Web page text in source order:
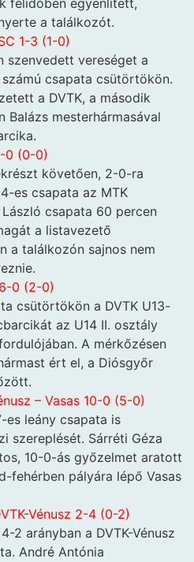
félidőben egyenlített,
a találkozót.
1-3 (1-0)
szenvedett vereséget a
számú csapata csütörtökön.
a DVTK, a második
Balázs mesterhármasával
0 (0-0)
követően, 2-0-ra
es csapata az MTK
csapata 60 percen
a listavezető
a találkozón sajnos nem
0 (2-0)
csütörtökön a DVTK U13-
az U14 II. osztály
A mérkőzésen
ért el, a Diósgyőr
– Vasas 10-0 (5-0)
es leány csapata is
szereplését. Sárréti Géza
10-0-ás győzelmet aratott
fehérben pályára lépő Vasas
Vénusz 2-4 (0-2)
2 arányban a DVTK-Vénusz
André Antónia